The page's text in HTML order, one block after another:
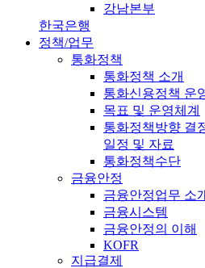
강남본부
한국은행
정책/업무
통화정책
통화정책 소개
통화신용정책 운
목표 및 운영체계
통화정책방향 결
일정 및 자료
통화정책수단
금융안정
금융안정업무 소
금융시스템
금융안정의 이해
KOFR
지급결제